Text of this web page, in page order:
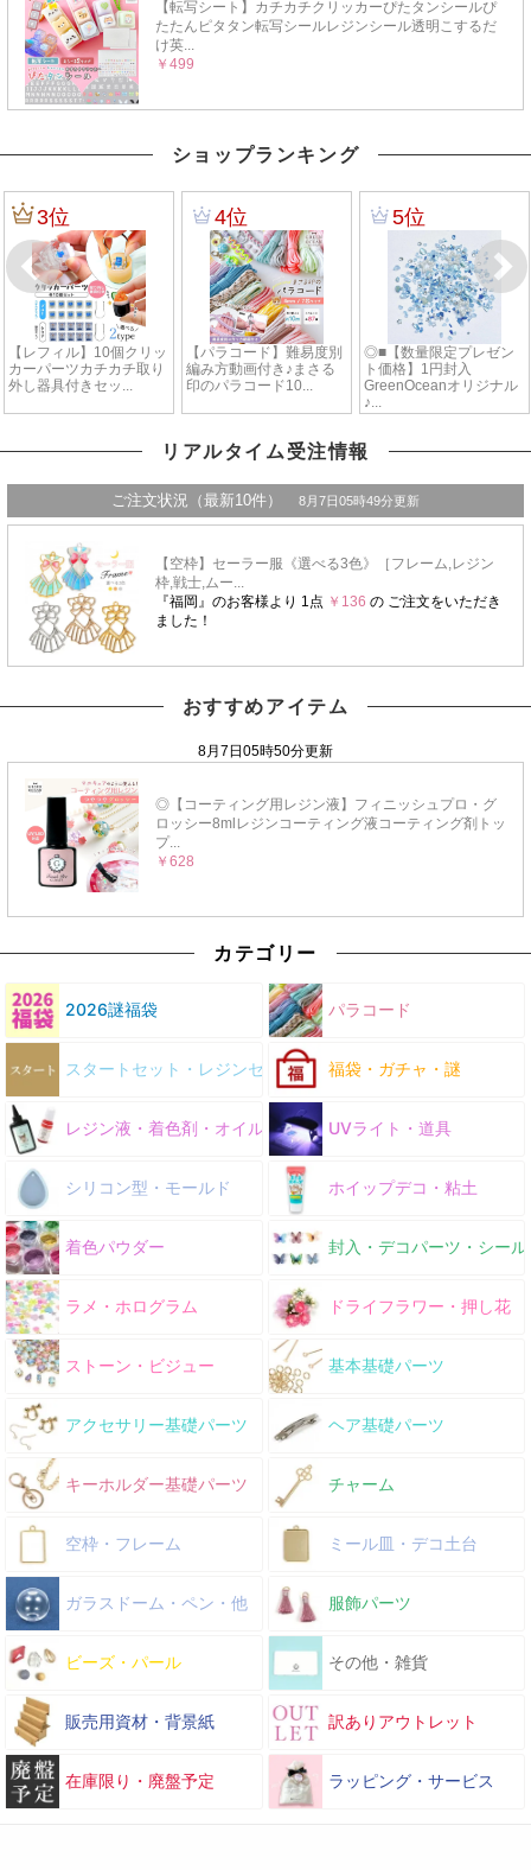
ショップランキング
リアルタイム受注情報
おすすめアイテム
カテゴリー
2026謎福袋 パラコード
スタートセット・レジンセット 福袋・ガチャ・謎
レジン液・着色剤・オイル UVライト・道具
シリコン型・モールド ホイップデコ・粘土
着色パウダー 封入・デコパーツ・シール
ラメ・ホログラム ドライフラワー・押し花
ストーン・ビジュー 基本基礎パーツ
アクセサリー基礎パーツ ヘア基礎パーツ
キーホルダー基礎パーツ チャーム
空枠・フレーム ミール皿・デコ土台
ガラスドーム・ペン・他 服飾パーツ
ビーズ・パール その他・雑貨
販売用資材・背景紙 訳ありアウトレット
在庫限り・廃盤予定 ラッピング・サービス